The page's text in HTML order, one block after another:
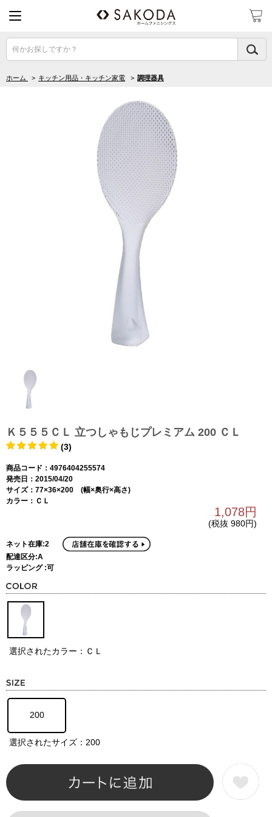
何かお探しですか？
ホーム > キッチン用品・キッチン家電 > 調理器具
Ｋ５５５ＣＬ 立つしゃもじプレミアム 200 ＣＬ
(3)
商品コード：4976404255574
発売日：2015/04/20
サイズ：77×36×200 (幅×奥行×高さ)
カラー：ＣＬ
1,078円
(税抜 980円)
ネット在庫:2
配達区分:A
ラッピング :可
選択されたカラー：ＣＬ
200
選択されたサイズ：200